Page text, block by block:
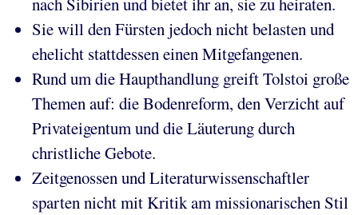
Sie will den Fürsten jedoch nicht belasten und
ehelicht stattdessen einen Mitgefangenen.
Rund um die Haupthandlung greift Tolstoi große
Themen auf: die Bodenreform, den Verzicht auf
Privateigentum und die Läuterung durch
christliche Gebote.
Zeitgenossen und Literaturwissenschaftler
sparten nicht mit Kritik am missionarischen Stil